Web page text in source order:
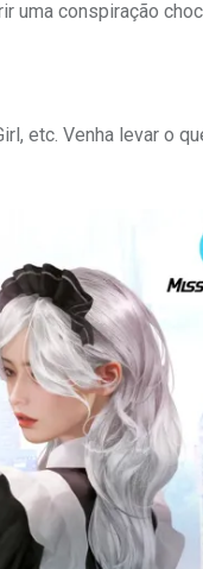
uma conspiração
etc. Venha levar o